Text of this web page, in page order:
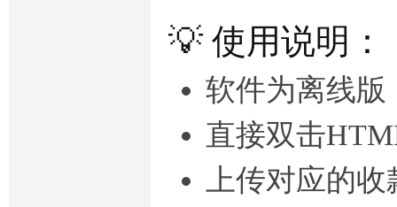
💡 使用说明：
软件为离线版
直接双击
上传对应的